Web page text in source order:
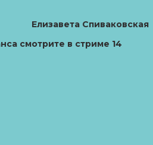
Елизавета Спиваковская
смотрите в стриме 14